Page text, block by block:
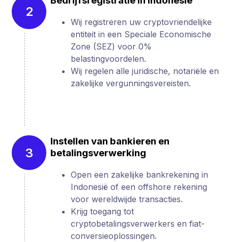
2
Wij registreren uw cryptovriendelijke
entiteit in een Speciale Economische
Zone (SEZ) voor 0%
belastingvoordelen.
Wij regelen alle juridische, notariële en
zakelijke vergunningsvereisten.
3
Instellen van bankieren en
betalingsverwerking
Open een zakelijke bankrekening in
Indonesië of een offshore rekening
voor wereldwijde transacties.
Krijg toegang tot
cryptobetalingsverwerkers en fiat-
conversieoplossingen.